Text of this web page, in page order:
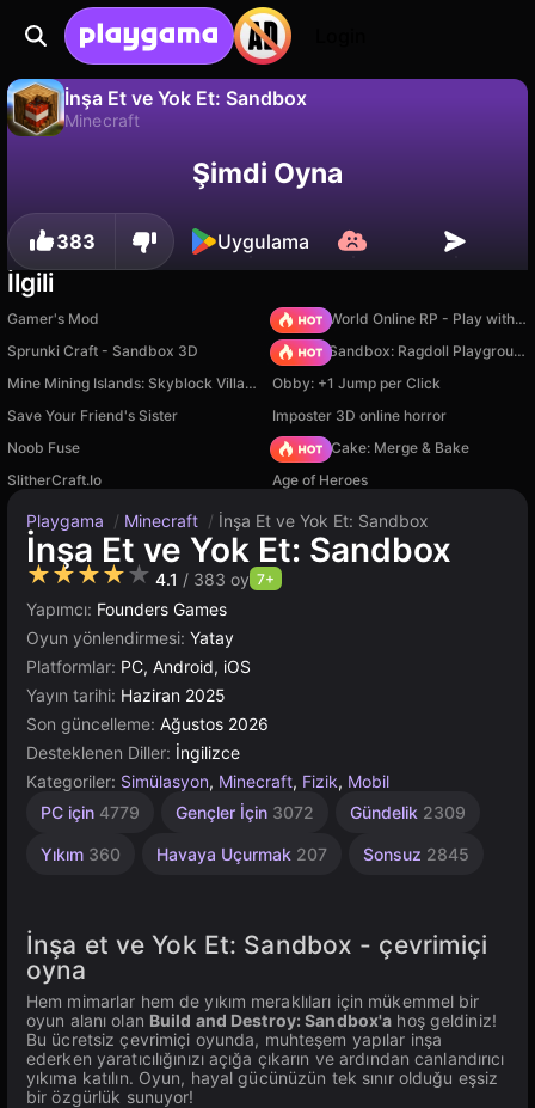
İnşa Et ve Yok Et: Sandbox
Minecraft
İlerlemeyi kaydet! Hayır
Şimdi Oyna
383 Uygulama
İlgili
Gamer's Mod
Sprunki World Online RP - Play with Friends!
Sprunki Craft - Sandbox 3D
Sprunki Sandbox: Ragdoll Playground Mode
Mine Mining Islands: Skyblock Village!
Obby: +1 Jump per Click
Save Your Friend's Sister
Imposter 3D online horror
Noob Fuse
Piece of Cake: Merge & Bake
SlitherCraft.Io
Age of Heroes
Playgama / Minecraft / İnşa Et ve Yok Et: Sandbox
İnşa Et ve Yok Et: Sandbox
★★★★★ 4.1 / 383 oy 7+
Yapımcı: Founders Games
Oyun yönlendirmesi: Yatay
Platformlar: PC, Android, iOS
Yayın tarihi: Haziran 2025
Son güncelleme: Ağustos 2026
Desteklenen Diller: İngilizce
Kategoriler: Simülasyon, Minecraft, Fizik, Mobil
PC için 4779 Gençler İçin 3072 Gündelik 2309
Yıkım 360 Havaya Uçurmak 207 Sonsuz 2845
Masaüstü
Yüksek
3569
Piksel
Tarayıcı
Unity
3172
İnşa et ve Yok Et: Sandbox - çevrimiçi
oyna️️
Hem mimarlar hem de yıkım meraklıları için mükemmel bir
oyun alanı olan Build and Destroy: Sandbox'a hoş geldiniz!
Bu ücretsiz çevrimiçi oyunda, muhteşem yapılar inşa
ederken yaratıcılığınızı açığa çıkarın ve ardından canlandırıcı
yıkıma katılın. Oyun, hayal gücünüzün tek sınır olduğu eşsiz
bir özgürlük sunuyor!